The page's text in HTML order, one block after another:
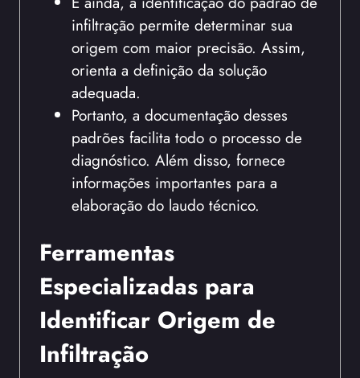
infiltração permite determinar sua
origem com maior precisão. Assim,
orienta a definição da solução
adequada.
Portanto, a documentação desses
padrões facilita todo o processo de
diagnóstico. Além disso, fornece
informações importantes para a
elaboração do laudo técnico.
Ferramentas
Especializadas para
Identificar Origem de
Infiltração